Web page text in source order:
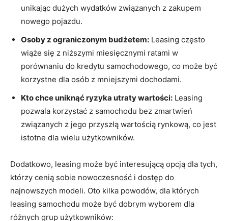
unikając dużych wydatków ⁤związanych⁤ z zakupem
nowego pojazdu.
Osoby z ograniczonym budżetem: Leasing często
wiąże się z niższymi miesięcznymi ratami w ​
porównaniu do kredytu samochodowego, co ⁣może być
korzystne dla osób‌ z⁣ mniejszymi dochodami.
Kto ‌chce ‍uniknąć ryzyka utraty wartości: Leasing
pozwala​ korzystać ⁤z samochodu ​bez zmartwień
⁤związanych z jego przyszłą wartością rynkową, co jest
istotne ‌dla wielu użytkowników.
Dodatkowo, leasing może być interesującą opcją dla‍ tych,⁣
którzy ‌cenią sobie nowoczesność i dostęp do⁣
najnowszych modeli. ⁣Oto kilka powodów, dla których
‌leasing samochodu ⁢może być⁣ dobrym wyborem dla
różnych grup użytkowników: